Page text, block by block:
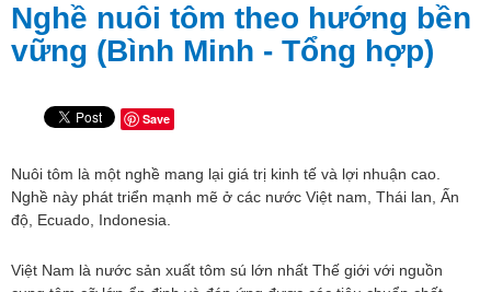
Nghề nuôi tôm theo hướng bền
vững (Bình Minh - Tổng hợp)
Save
Nuôi tôm là một nghề mang lại giá trị kinh tế và lợi nhuận cao.
Nghề này phát triển mạnh mẽ ở các nước Việt nam, Thái lan, Ấn
độ, Ecuado, Indonesia.
Việt Nam là nước sản xuất tôm sú lớn nhất Thế giới với nguồn